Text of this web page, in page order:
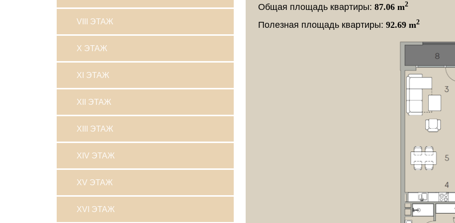
VIII ЭТАЖ
X ЭТАЖ
XI ЭТАЖ
XII ЭТАЖ
XIII ЭТАЖ
XIV ЭТАЖ
XV ЭТАЖ
XVI ЭТАЖ
Общая площадь квартиры: 87.06 m2
Полезная площадь квартиры: 92.69 m2